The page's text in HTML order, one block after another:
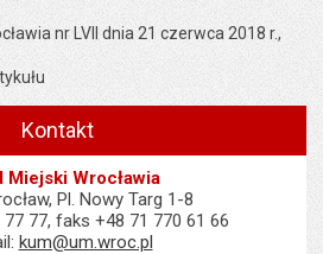
nr LVII dnia 21 czerwca 2018 r.,
Kontakt
Miejski Wrocławia
Pl. Nowy Targ 1-8
77, faks +48 71 770 61 66
kum@um.wroc.pl